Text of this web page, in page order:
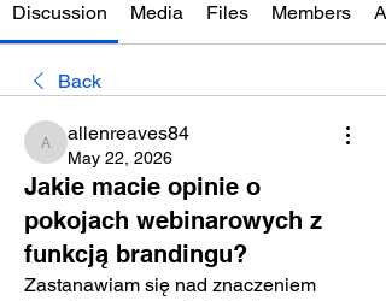
Discussion Media Files Members
Back
allenreaves84
allenreaves84
May 22, 2026
Jakie macie opinie o
pokojach webinarowych z
funkcją brandingu?
Zastanawiam się nad znaczeniem